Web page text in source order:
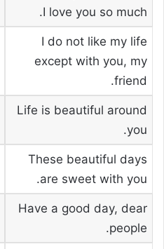
I love you so much.
I do not like my life
except with you, my
friend.
Life is beautiful around
you.
These beautiful days
are sweet with you.
Have a good day, dear
people.